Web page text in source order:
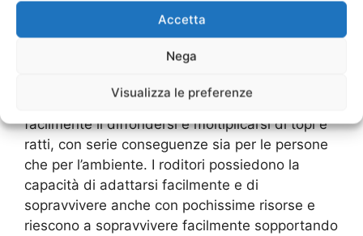
Accetta
Nega
Visualizza le preferenze
proliferazione delle colonie di questi roditori.
La presenza di aree degradate, discariche
all’aperto, fossati e canali contribuisce a creare
un ambiente e un microclima che comporta
facilmente il diffondersi e moltiplicarsi di topi e
ratti, con serie conseguenze sia per le persone
che per l’ambiente. I roditori possiedono la
capacità di adattarsi facilmente e di
sopravvivere anche con pochissime risorse e
riescono a sopravvivere facilmente sopportando